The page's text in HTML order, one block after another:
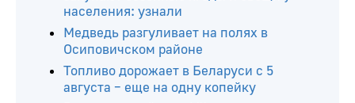
населения: узнали
Медведь разгуливает на полях в
Осиповичском районе
Топливо дорожает в Беларуси с 5
августа – еще на одну копейку